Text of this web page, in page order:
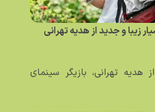
زیبا و جدید از هدیه تهرانی
هدیه تهرانی، بازیگر سینمای